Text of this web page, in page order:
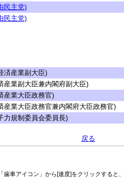
民主党)
民主党)
済産業副大臣)
業副大臣兼内閣府副大臣)
業大臣政務官)
業大臣政務官兼内閣府大臣政務官)
規制委員会委員長)
戻る
歯車アイコン」から[速度]をクリックすると